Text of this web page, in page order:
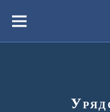
вмістуМеню